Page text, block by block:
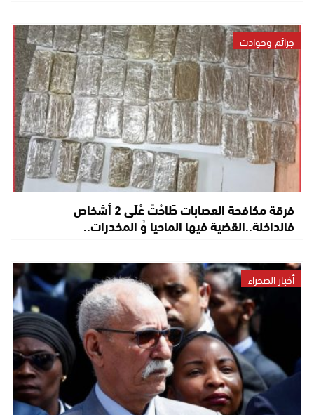
جرائم وحوادث
فرقة مكافحة العصابات طَاحْتْ عْلَى 2 أشخاص
فالداخلة..القضية فيها الماحيا وُ المخدرات..
أخبار الصحراء